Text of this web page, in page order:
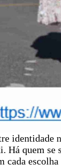
identidade
Há quem se
cada